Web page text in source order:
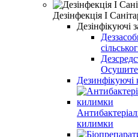
Дезінфекція І
Дезінфікуючі
Дезинфікуючі
килимки